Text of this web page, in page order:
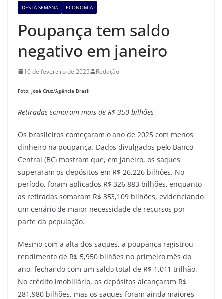
DESTA SEMANA ECONOMIA
Poupança tem saldo
negativo em janeiro
10 de fevereiro de 2025 Redação
Foto: José Cruz/Agência Brasil
Retiradas somaram mais de R$ 350 bilhões
Os brasileiros começaram o ano de 2025 com menos
dinheiro na poupança. Dados divulgados pelo Banco
Central (BC) mostram que, em janeiro, os saques
superaram os depósitos em R$ 26,226 bilhões. No
período, foram aplicados R$ 326,883 bilhões, enquanto
as retiradas somaram R$ 353,109 bilhões, evidenciando
um cenário de maior necessidade de recursos por
parte da população.
Mesmo com a alta dos saques, a poupança registrou
rendimento de R$ 5,950 bilhões no primeiro mês do
ano, fechando com um saldo total de R$ 1,011 trilhão.
No crédito imobiliário, os depósitos alcançaram R$
281,980 bilhões, mas os saques foram ainda maiores,